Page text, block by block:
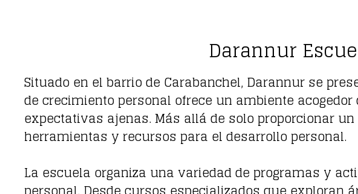
Darannur
Situado en el barrio de Carabanchel, Darannur se
de crecimiento personal ofrece un ambiente
expectativas ajenas. Más allá de solo proporcionar
herramientas y recursos para el desarrollo personal.
La escuela organiza una variedad de programas y